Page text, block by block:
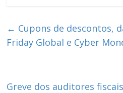
← Cupons de descontos,
Friday Global e Cyber
Greve dos auditores